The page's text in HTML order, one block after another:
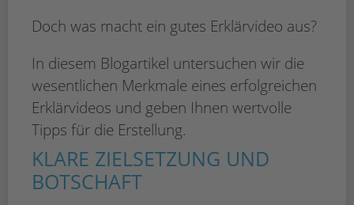
Doch was macht ein gutes Erklärvideo aus?
In diesem Blogartikel untersuchen wir die
wesentlichen Merkmale eines erfolgreichen
Erklärvideos und geben Ihnen wertvolle
Tipps für die Erstellung.
KLARE ZIELSETZUNG UND
BOTSCHAFT